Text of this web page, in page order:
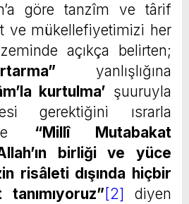
göre tanzîm ve târif
ve mükellefiyetimizi her
açıkça belirten;
yanlışlığına
kurtulma’ şuuruyla
gerektiğini ısrarla
“Millî Mutabakat
birliği ve yüce
risâleti dışında hiçbir
[2] diyen